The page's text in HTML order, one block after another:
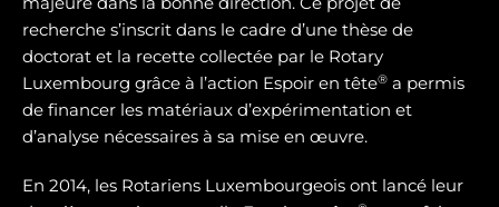
recherche s’inscrit dans le cadre d’une thèse de
doctorat et la recette collectée par le Rotary
Luxembourg grâce à l’action Espoir en tête® a permis
de financer les matériaux d’expérimentation et
d’analyse nécessaires à sa mise en œuvre.
En 2014, les Rotariens Luxembourgeois ont lancé leur